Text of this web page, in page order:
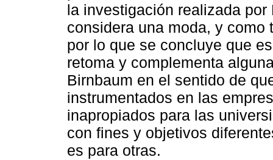
la investigación realizada por
considera una moda, y
por lo que se concluye que
retoma y complementa
Birnbaum en el sentido de
instrumentados en las
inapropiados para las
con fines y objetivos
es para otras.